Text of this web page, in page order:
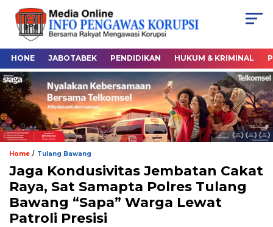
HONE JABOTABEK PENDIDIKAN HUKUM & KRIMINAL
Home / Tulang Bawang
Jaga Kondusivitas Jembatan Cakat
Raya, Sat Samapta Polres Tulang
Bawang “Sapa” Warga Lewat
Patroli Presisi